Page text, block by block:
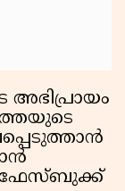
അഭിപ്രായം
ഫേസ്ബുക്ക്